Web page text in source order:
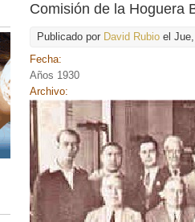
Comisión de la Hoguera
Publicado por David Rubio el
Fecha:
Años 1930
Archivo: